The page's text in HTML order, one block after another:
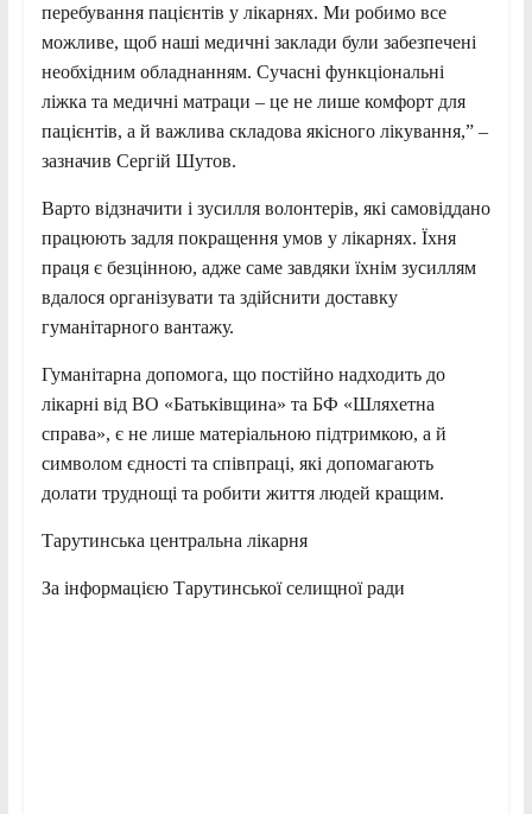
перебування пацієнтів у лікарнях. Ми робимо все
можливе, щоб наші медичні заклади були забезпечені
необхідним обладнанням. Сучасні функціональні
ліжка та медичні матраци – це не лише комфорт для
пацієнтів, а й важлива складова якісного лікування,” –
зазначив Сергій Шутов.
Варто відзначити і зусилля волонтерів, які самовіддано
працюють задля покращення умов у лікарнях. Їхня
праця є безцінною, адже саме завдяки їхнім зусиллям
вдалося організувати та здійснити доставку
гуманітарного вантажу.
Гуманітарна допомога, що постійно надходить до
лікарні від ВО «Батьківщина» та БФ «Шляхетна
справа», є не лише матеріальною підтримкою, а й
символом єдності та співпраці, які допомагають
долати труднощі та робити життя людей кращим.
Тарутинська центральна лікарня
За інформацією Тарутинської селищної ради